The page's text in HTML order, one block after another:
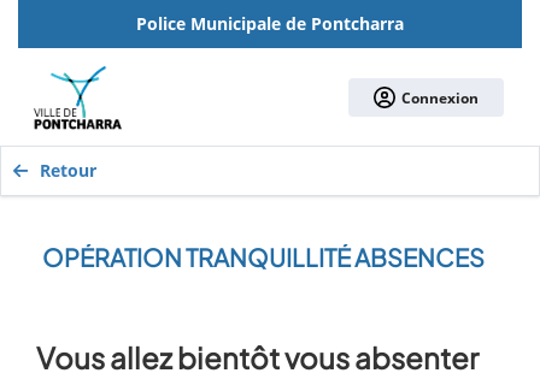
Police Municipale de Pontcharra
Connexion
Retour
OPÉRATION TRANQUILLITÉ ABSENCES
Vous allez bientôt vous absenter